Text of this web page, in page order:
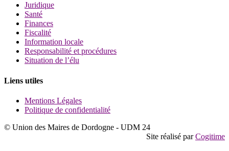
Juridique
Santé
Finances
Fiscalité
Information locale
Responsabilité et procédures
Situation de l’élu
Liens utiles
Mentions Légales
Politique de confidentialité
© Union des Maires de Dordogne - UDM 24
Site réalisé parCogitime